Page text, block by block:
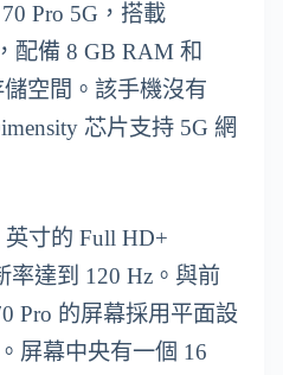
Pro 5G，搭載
配備 8 GB RAM 和
空間。該手機沒有
芯片支持 5G 網
寸的 Full HD+
達到 120 Hz。與前
Pro 的屏幕採用平面設
屏幕中央有一個 16